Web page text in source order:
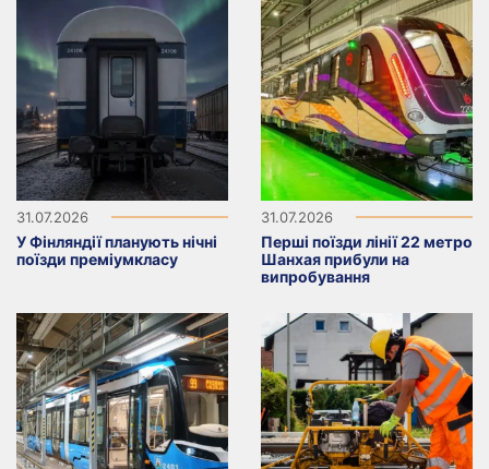
31.07.2026
У Фінляндії планують нічні
поїзди преміумкласу
31.07.2026
Перші поїзди лінії 22 метро
Шанхая прибули на
випробування